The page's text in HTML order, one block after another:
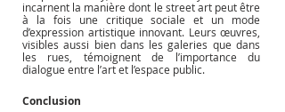
incarnent la manière dont le street art peut être
à la fois une critique sociale et un mode
d’expression artistique innovant. Leurs œuvres,
visibles aussi bien dans les galeries que dans
les rues, témoignent de l’importance du
dialogue entre l’art et l’espace public.
Conclusion